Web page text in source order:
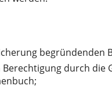
begründenden
durch die